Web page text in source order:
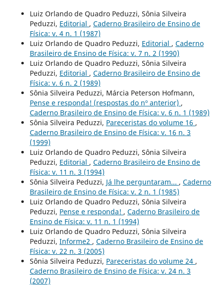
Luiz Orlando de Quadro Peduzzi, Sônia Silveira
Peduzzi, Editorial , Caderno Brasileiro de Ensino de
Física: v. 4 n. 1 (1987)
Luiz Orlando de Quadro Peduzzi, Editorial , Caderno
Brasileiro de Ensino de Física: v. 7 n. 2 (1990)
Luiz Orlando de Quadro Peduzzi, Sônia Silveira
Peduzzi, Editorial , Caderno Brasileiro de Ensino de
Física: v. 6 n. 2 (1989)
Sônia Silveira Peduzzi, Márcia Peterson Hofmann,
Pense e responda! (respostas do nº anterior) ,
Caderno Brasileiro de Ensino de Física: v. 6 n. 1 (1989)
Sônia Silveira Peduzzi, Pareceristas do volume 16 ,
Caderno Brasileiro de Ensino de Física: v. 16 n. 3
(1999)
Luiz Orlando de Quadro Peduzzi, Sônia Silveira
Peduzzi, Editorial , Caderno Brasileiro de Ensino de
Física: v. 11 n. 3 (1994)
Sônia Silveira Peduzzi, Já lhe perguntaram... , Caderno
Brasileiro de Ensino de Física: v. 2 n. 1 (1985)
Luiz Orlando de Quadro Peduzzi, Sônia Silveira
Peduzzi, Pense e responda! , Caderno Brasileiro de
Ensino de Física: v. 11 n. 1 (1994)
Luiz Orlando de Quadro Peduzzi, Sônia Silveira
Peduzzi, Informe2 , Caderno Brasileiro de Ensino de
Física: v. 22 n. 3 (2005)
Sônia Silveira Peduzzi, Pareceristas do volume 24 ,
Caderno Brasileiro de Ensino de Física: v. 24 n. 3
(2007)